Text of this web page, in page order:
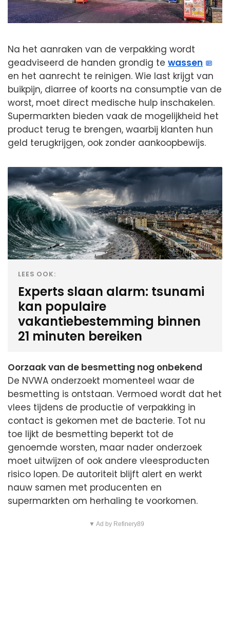
Na het aanraken van de verpakking wordt
geadviseerd de handen grondig te wassen
en het aanrecht te reinigen. Wie last krijgt van
buikpijn, diarree of koorts na consumptie van de
worst, moet direct medische hulp inschakelen.
Supermarkten bieden vaak de mogelijkheid het
product terug te brengen, waarbij klanten hun
geld terugkrijgen, ook zonder aankoopbewijs.
LEES OOK:
Experts slaan alarm: tsunami
kan populaire
vakantiebestemming binnen
21 minuten bereiken
Oorzaak van de besmetting nog onbekend
De NVWA onderzoekt momenteel waar de
besmetting is ontstaan. Vermoed wordt dat het
vlees tijdens de productie of verpakking in
contact is gekomen met de bacterie. Tot nu
toe lijkt de besmetting beperkt tot de
genoemde worsten, maar nader onderzoek
moet uitwijzen of ook andere vleesproducten
risico lopen. De autoriteit blijft alert en werkt
nauw samen met producenten en
supermarkten om herhaling te voorkomen.
▼ Ad by Refinery89